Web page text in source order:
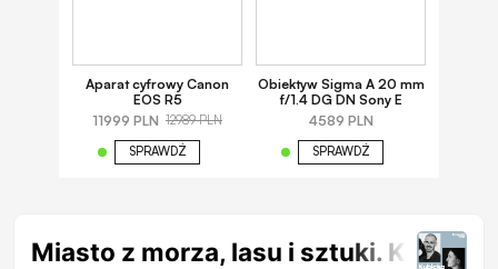
Aparat cyfrowy Canon
EOS R5
11999 PLN 12989 PLN
SPRAWDŹ
Obiektyw Sigma A 20 mm
f/1.4 DG DN Sony E
4589 PLN
SPRAWDŹ